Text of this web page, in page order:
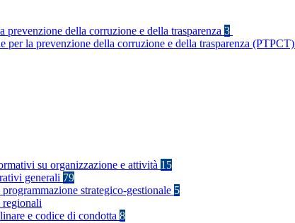
prevenzione della corruzione e della trasparenza 3
per la prevenzione della corruzione e della trasparenza (PTPCT)
su organizzazione e attività 15
generali 79
strategico-gestionale 5
regionali
e codice di condotta 8